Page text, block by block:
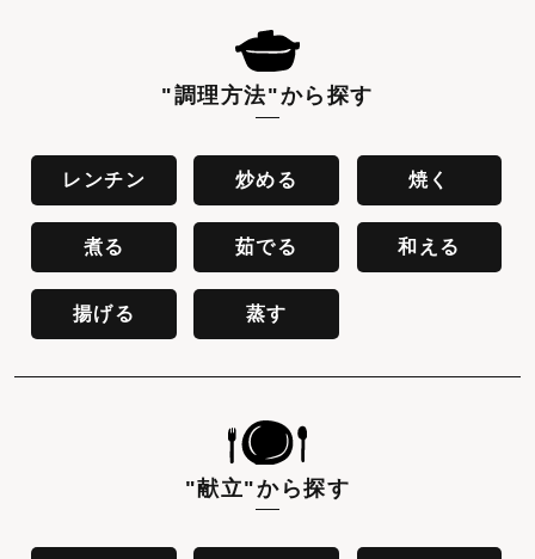
"調理方法"から探す
レンチン 炒める 焼く
煮る 茹でる 和える
揚げる 蒸す
"献立"から探す